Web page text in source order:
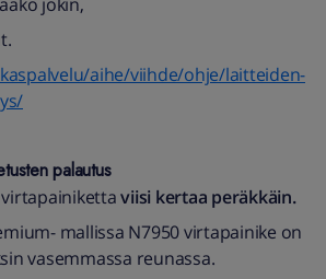
aihe/viihde/ohje/laitteiden-
palautus
virtapainikettaviisi kertaa peräkkäin.
mallissa N7950 virtapainike on
vasemmassa reunassa.